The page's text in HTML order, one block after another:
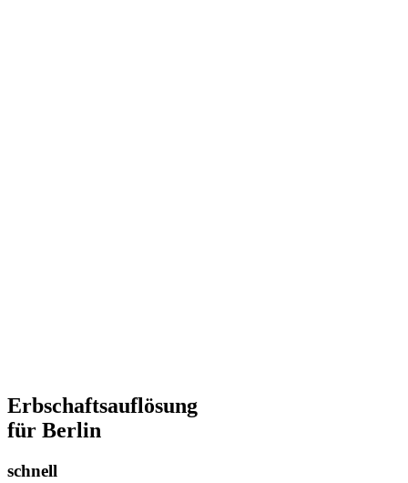
Erbschaftsauflösung
für Berlin
schnell